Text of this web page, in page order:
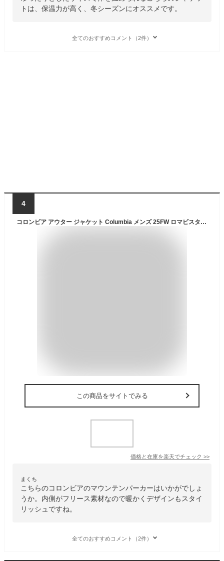
トは、保温力が高く、冬シーズンにオススメです。
全てのおすすめコメント（2件）
4
コロンビア アウター ジャケット Columbia メンズ 25FW ロマビスタ フーディ JKT ( Loma Vista Hoodie JACKET 裏地 フリース 中綿 保温 暖かい あったか 防寒 ブルゾン マウンテン パーカー 2025秋冬 新作 アウトドア キャンプ 山登り 防寒 通勤 通学 XM4292 )
この商品をサイトでみる
価格と在庫を楽天でチェック >>
まくち
こちらのコロンビアのマウンテンパーカーはいかがでしょ
うか。内側がフリース素材なので暖かくデザインもスタイ
リッシュですね。
全てのおすすめコメント（2件）